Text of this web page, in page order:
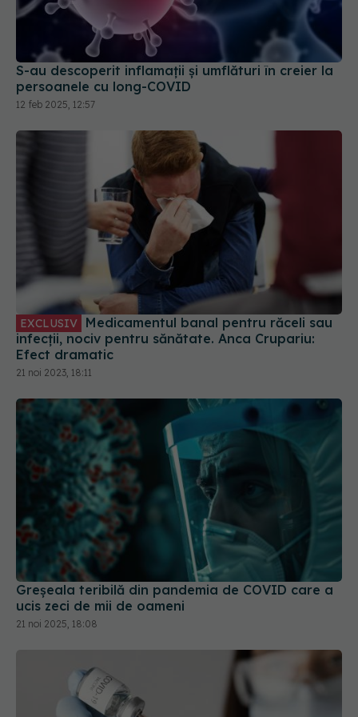
S-au descoperit inflamaţii și umflături în creier la
persoanele cu long-COVID
12 feb 2025, 12:57
EXCLUSIV
infecții, nociv pentru sănătate. Anca Crupariu:
Efect dramatic
21 noi 2023, 18:11
Greșeala teribilă din pandemia de COVID care a
ucis zeci de mii de oameni
21 noi 2025, 18:08